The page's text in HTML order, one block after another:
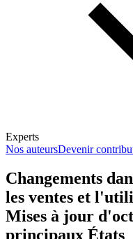
Experts
Nos auteursDevenir
En savoir plus sur la fiscalité
Changements
les ventes et
Mises à jour
principaux États